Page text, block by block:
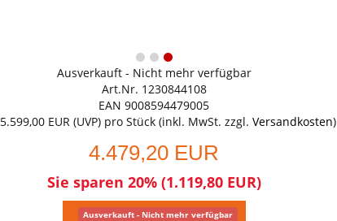
Ausverkauft - Nicht mehr verfügbar
Art.Nr. 1230844108
EAN 9008594479005
5.599,00 EUR (UVP) pro Stück (inkl. MwSt. zzgl. Versandkosten)
4.479,20 EUR
Sie sparen 20% (1.119,80 EUR)
Ausverkauft - Nicht mehr verfügbar